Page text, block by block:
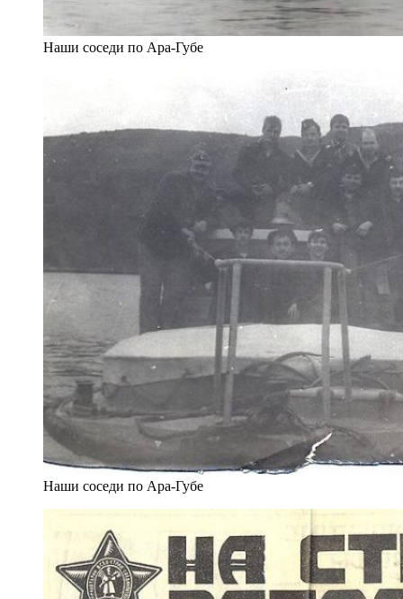
Наши соседи по Ара-Губе
Наши соседи по Ара-Губе